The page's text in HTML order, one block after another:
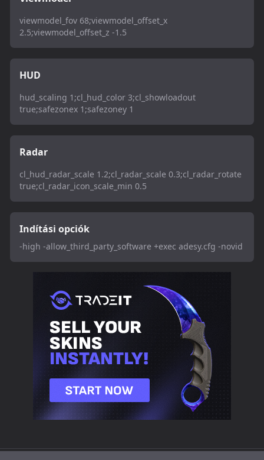
viewmodel_fov 68;viewmodel_offset_x
2.5;viewmodel_offset_z -1.5
HUD
hud_scaling 1;cl_hud_color 3;cl_showloadout
true;safezonex 1;safezoney 1
Radar
cl_hud_radar_scale 1.2;cl_radar_scale 0.3;cl_radar_rotate
true;cl_radar_icon_scale_min 0.5
Indítási opciók
-high -allow_third_party_software +exec adesy.cfg -novid